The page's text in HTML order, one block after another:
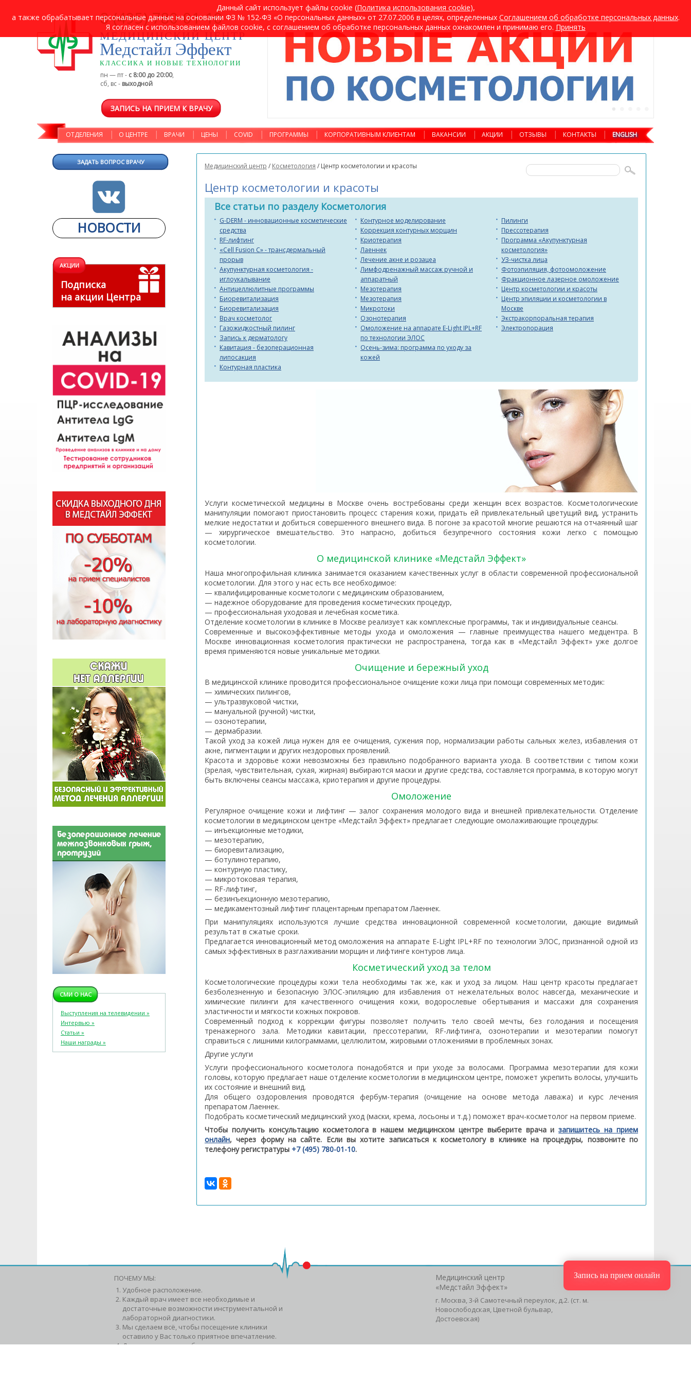
Данный сайт использует файлы cookie (Политика использования cookie),
а также обрабатывает персональные данные на основании ФЗ № 152-ФЗ «О персональных данных» от 27.07.2006 в целях, определенных Cоглашением об обработке персональных данных.
Я согласен с использованием файлов cookie, с соглашением об обработке персональных данных охнакомлен и принимаю его. Принять
МЕДИЦИНСКИЙ ЦЕНТР
Медстайл Эффект
КЛАССИКА И НОВЫЕ ТЕХНОЛОГИИ
8 (495) 780-01-10
пн — пт - с 8:00 до 20:00,
сб, вс - выходной
ЗАПИСЬ НА ПРИЕМ К ВРАЧУ
ОТДЕЛЕНИЯ О ЦЕНТРЕ ВРАЧИ ЦЕНЫ COVID ПРОГРАММЫ КОРПОРАТИВНЫМ КЛИЕНТАМ ВАКАНСИИ АКЦИИ ОТЗЫВЫ КОНТАКТЫ ENGLISH
Медицинский центр / Косметология / Центр косметологии и красоты
Центр косметологии и красоты
Все статьи по разделу Косметология
G-DERM - инновационные косметические
средства
RF-лифтинг
«Cell Fusion C» - трансдермальный
прорыв
Акупунктурная косметология -
иглоукалывание
Антицеллюлитные программы
Биоревитализация
Биоревитализация
Врач косметолог
Газожидкостный пилинг
Запись к дерматологу
Кавитация - безоперационная
липосакция
Контурная пластика
Контурное моделирование
Коррекция контурных морщин
Криотерапия
Лаеннек
Лечение акне и розацеа
Лимфодренажный массаж ручной и
аппаратный
Мезотерапия
Мезотерапия
Микротоки
Озонотерапия
Омоложение на аппарате E-Light IPL+RF
по технологии ЭЛОС
Осень-зима: программа по уходу за
кожей
Пилинги
Прессотерапия
Программа «Акупунктурная
косметология»
УЗ-чистка лица
Фотоэпиляция, фотоомоложение
Фракционное лазерное омоложение
Центр косметологии и красоты
Центр эпиляции и косметологии в
Москве
Экстракорпоральная терапия
Электропорация
Услуги косметической медицины в Москве очень востребованы среди женщин всех возрастов. Косметологические
манипуляции помогают приостановить процесс старения кожи, придать ей привлекательный цветущий вид, устранить
мелкие недостатки и добиться совершенного внешнего вида. В погоне за красотой многие решаются на отчаянный шаг
— хирургическое вмешательство. Это напрасно, добиться безупречного состояния кожи легко с помощью
косметологии.
О медицинской клинике «Медстайл Эффект»
Наша многопрофильная клиника занимается оказанием качественных услуг в области современной профессиональной
косметологии. Для этого у нас есть все необходимое:
— квалифицированные косметологи с медицинским образованием,
— надежное оборудование для проведения косметических процедур,
— профессиональная уходовая и лечебная косметика.
Отделение косметологии в клинике в Москве реализует как комплексные программы, так и индивидуальные сеансы.
Современные и высокоэффективные методы ухода и омоложения — главные преимущества нашего медцентра. В
Москве инновационная косметология практически не распространена, тогда как в «Медстайл Эффект» уже долгое
время применяются новые уникальные методики.
Очищение и бережный уход
В медицинской клинике проводится профессиональное очищение кожи лица при помощи современных методик:
— химических пилингов,
— ультразвуковой чистки,
— мануальной (ручной) чистки,
— озонотерапии,
— дермабразии.
Такой уход за кожей лица нужен для ее очищения, сужения пор, нормализации работы сальных желез, избавления от
акне, пигментации и других нездоровых проявлений.
Красота и здоровье кожи невозможны без правильно подобранного варианта ухода. В соответствии с типом кожи
(зрелая, чувствительная, сухая, жирная) выбираются маски и другие средства, составляется программа, в которую могут
быть включены сеансы массажа, криотерапия и другие процедуры.
Омоложение
Регулярное очищение кожи и лифтинг — залог сохранения молодого вида и внешней привлекательности. Отделение
косметологии в медицинском центре «Медстайл Эффект» предлагает следующие омолаживающие процедуры:
— инъекционные методики,
— мезотерапию,
— биоревитализацию,
— ботулинотерапию,
— контурную пластику,
— микротоковая терапия,
— RF-лифтинг,
— безинъекционную мезотерапию,
— медикаментозный лифтинг плацентарным препаратом Лаеннек.
При манипуляциях используются лучшие средства инновационной современной косметологии, дающие видимый
результат в сжатые сроки.
Предлагается инновационный метод омоложения на аппарате E-Light IPL+RF по технологии ЭЛОС, признанной одной из
самых эффективных в разглаживании морщин и лифтинге контуров лица.
Косметический уход за телом
Косметологические процедуры кожи тела необходимы так же, как и уход за лицом. Наш центр красоты предлагает
безболезненную и безопасную ЭЛОС-эпиляцию для избавления от нежелательных волос навсегда, механические и
химические пилинги для качественного очищения кожи, водорослевые обертывания и массажи для сохранения
эластичности и мягкости кожных покровов.
Современный подход к коррекции фигуры позволяет получить тело своей мечты, без голодания и посещения
тренажерного зала. Методики кавитации, прессотерапии, RF-лифтинга, озонотерапии и мезотерапии помогут
справиться с лишними килограммами, целлюлитом, жировыми отложениями в проблемных зонах.
Другие услуги
Услуги профессионального косметолога понадобятся и при уходе за волосами. Программа мезотерапии для кожи
головы, которую предлагает наше отделение косметологии в медицинском центре, поможет укрепить волосы, улучшить
их состояние и внешний вид.
Для общего оздоровления проводятся фербум-терапия (очищение на основе метода лаважа) и курс лечения
препаратом Лаеннек.
Подобрать косметический медицинский уход (маски, крема, лосьоны и т.д.) поможет врач-косметолог на первом приеме.
Чтобы получить консультацию косметолога в нашем медицинском центре выберите врача изапишитесь на прием
онлайн, через форму на сайте. Если вы хотите записаться к косметологу в клинике на процедуры, позвоните по
телефону регистратуры +7 (495) 780-01-10.
ЗАДАТЬ ВОПРОС ВРАЧУ
НОВОСТИ
АКЦИИ
Подписка
на акции Центра
СМИ О НАС
Выступления на телевидении »
Интервью »
Статьи »
Наши награды »
ПОЧЕМУ МЫ:
Удобное расположение.
Каждый врач имеет все необходимые и
достаточные возможности инструментальной и
лабораторной диагностики.
Мы сделаем всё, чтобы посещение клиники
оставило у Вас только приятное впечатление.
Доступные цены + гибкаяя система скидок.
Медицинский центр
«Медстайл Эффект»
г. Москва, 3-й Самотечный переулок, д.2. (ст. м.
Новослободская, Цветной бульвар,
Достоевская)
Запись на прием онлайн